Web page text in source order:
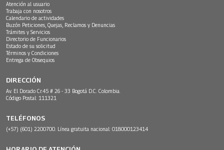
Atención al usuario
Trabaja con nosotros
Calendario de actividades
Buzón Peticiones, Quejas, Reclamos y Denuncias
Trámites y Servicios
Directorio de Funcionarios
Estado de su solicitud
Términos y Condiciones
Entrega de Obsequios
DIRECCIÓN
Av. El Dorado Cr.45 # 26 - 33 Bogotá D.C. Colombia.
Código Postal: 111321
TELÉFONOS
(+57) (601) 2200700. Línea gratuita nacional: 018000123414